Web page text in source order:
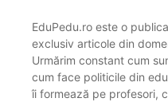
EduPedu.ro este o
exclusiv articole din
Urmărim constant cum
cum face politicile din
îi formează pe profesori,